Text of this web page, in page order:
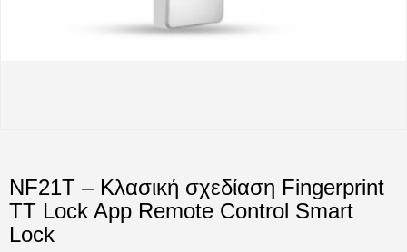
NF21T – Κλασική σχεδίαση Fingerprint
TT Lock App Remote Control Smart
Lock